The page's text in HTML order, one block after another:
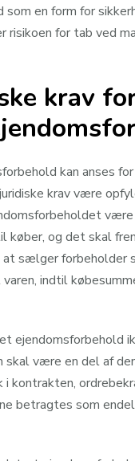
som en form for
risikoen for tab ved
krav
kan anses
krav være
køber, og det skal
sælger forbeholder
indtil
ejendomsforbehold
skal være en del af
i kontrakten,
betragtes som